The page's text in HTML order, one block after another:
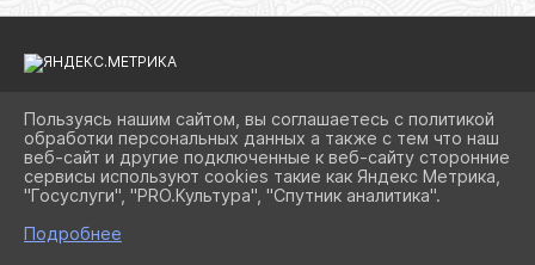
2026 Г. KULTURATUAPSE.RU
ВХОД
КАРТА САЙТА
ПОЛИТИКА ОБРАБОТКИ ПЕРСОНАЛЬНЫХ ДАННЫХ
СДЕЛАНО НА KUBCMS
Пользуясь нашим сайтом, вы соглашаетесь с политикой
обработки персональных данных а также с тем что наш
веб-сайт и другие подключенные к веб-сайту сторонние
сервисы используют cookies такие как Яндекс Метрика,
"Госуслуги", "PRO.Культура", "Спутник аналитика".
Подробнее